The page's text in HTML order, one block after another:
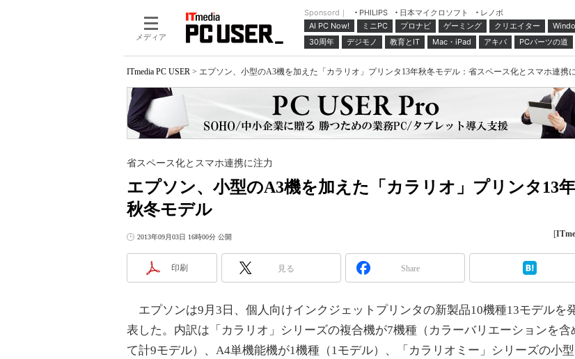
メディア
Sponsord｜ PHILIPS 日本マイクロソフト
レノボ
AI PC Now!
ミニPC プロナビ ゲーミング クリエイター
30周年
デジモノ 教育とIT Mac・iPad アキバ PCパーツの道
ITmedia PC USER > エプソン、小型のA3機を加えた「カラリオ」プリンタ13年秋冬モデル：省スペース化とスマホ連携
エプソン、小型のA3機を加えた「カラリオ」プリンタ13年
秋冬モデル
省スペース化とスマホ連携に注力
2013年09月03日 16時00分 公開 [
印刷 見る Share
エプソンは9月3日、個人向けインクジェットプリンタの新製品10機種13モデルを
表した。内訳は「カラリオ」シリーズの複合機が7機種（カラーバリエーションを含
て計9モデル）、A4単機能機が1機種（1モデル）、「カラリオミー」シリーズの小